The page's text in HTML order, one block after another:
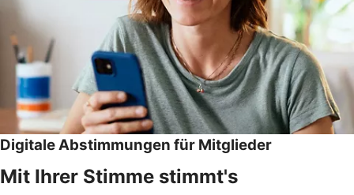
Digitale Abstimmungen für Mitglieder
Mit Ihrer Stimme stimmt's